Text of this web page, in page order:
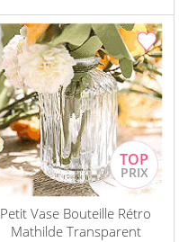
Petit Vase Bouteille Rétro
Mathilde Transparent